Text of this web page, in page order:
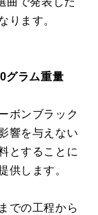
ります。
グラム重量
ンブラック
響を与えない
とすることに
供します。
の工程から